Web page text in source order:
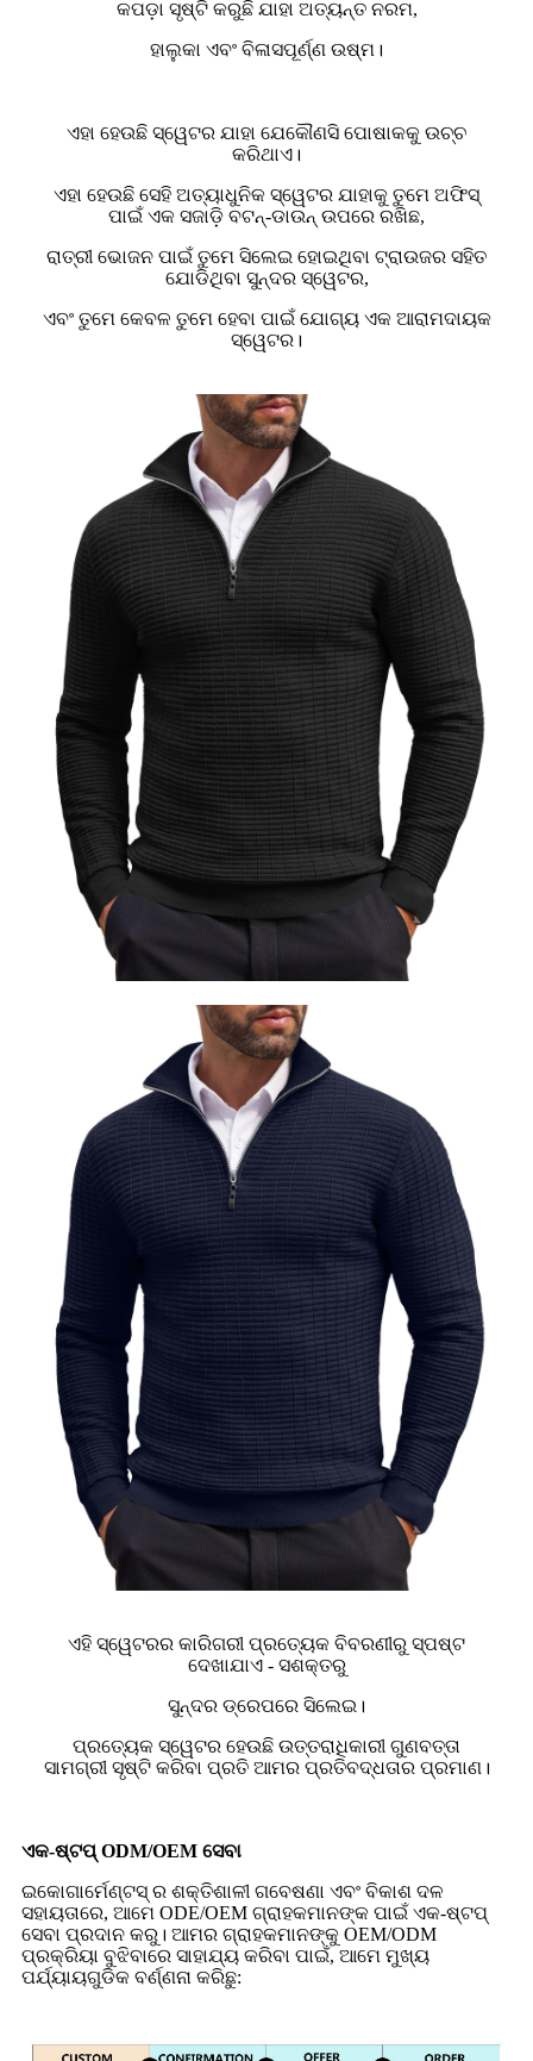
କପଡ଼ା ସୃଷ୍ଟି କରୁଛି ଯାହା ଅତ୍ୟନ୍ତ ନରମ,
ହାଲୁକା ଏବଂ ବିଳାସପୂର୍ଣ୍ଣ ଉଷ୍ମ।
ଏହା ହେଉଛି ସ୍ୱେଟର ଯାହା ଯେକୌଣସି ପୋଷାକକୁ ଉଚ୍ଚ
କରିଥାଏ।
ଏହା ହେଉଛି ସେହି ଅତ୍ୟାଧୁନିକ ସ୍ୱେଟର ଯାହାକୁ ତୁମେ ଅଫିସ୍
ପାଇଁ ଏକ ସଜାଡ଼ି ବଟନ୍-ଡାଉନ୍ ଉପରେ ରଖିଛ,
ରାତ୍ରୀ ଭୋଜନ ପାଇଁ ତୁମେ ସିଲେଇ ହୋଇଥିବା ଟ୍ରାଉଜର ସହିତ
ଯୋଡିଥିବା ସୁନ୍ଦର ସ୍ୱେଟର,
ଏବଂ ତୁମେ କେବଳ ତୁମେ ହେବା ପାଇଁ ଯୋଗ୍ୟ ଏକ ଆରାମଦାୟକ
ସ୍ୱେଟର।
ଏହି ସ୍ୱେଟରର କାରିଗରୀ ପ୍ରତ୍ୟେକ ବିବରଣୀରୁ ସ୍ପଷ୍ଟ
ଦେଖାଯାଏ - ସଶକ୍ତରୁ
ସୁନ୍ଦର ଡ୍ରେପରେ ସିଲେଇ।
ପ୍ରତ୍ୟେକ ସ୍ୱେଟର ହେଉଛି ଉତ୍ତରାଧିକାରୀ ଗୁଣବତ୍ତା
ସାମଗ୍ରୀ ସୃଷ୍ଟି କରିବା ପ୍ରତି ଆମର ପ୍ରତିବଦ୍ଧତାର ପ୍ରମାଣ।
ଏକ-ଷ୍ଟପ୍ ODM/OEM ସେବା
ଇକୋଗାର୍ମେଣ୍ଟସ୍ ର ଶକ୍ତିଶାଳୀ ଗବେଷଣା ଏବଂ ବିକାଶ ଦଳ
ସହାୟତାରେ, ଆମେ ODE/OEM ଗ୍ରାହକମାନଙ୍କ ପାଇଁ ଏକ-ଷ୍ଟପ୍
ସେବା ପ୍ରଦାନ କରୁ। ଆମର ଗ୍ରାହକମାନଙ୍କୁ OEM/ODM
ପ୍ରକ୍ରିୟା ବୁଝିବାରେ ସାହାଯ୍ୟ କରିବା ପାଇଁ, ଆମେ ମୁଖ୍ୟ
ପର୍ଯ୍ୟାୟଗୁଡିକ ବର୍ଣ୍ଣନା କରିଛୁ: